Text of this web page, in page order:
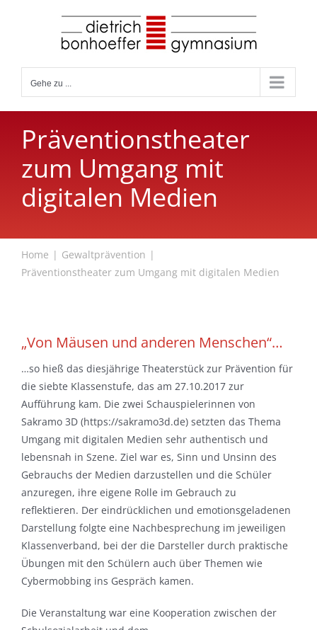
Gehe zu ...
Präventionstheater
zum Umgang mit
digitalen Medien
Home
Gewaltprävention
Präventionstheater zum Umgang mit digitalen Medien
„Von Mäusen und anderen Menschen“…
…so hieß das diesjährige Theaterstück zur Prävention für
die siebte Klassenstufe, das am 27.10.2017 zur
Aufführung kam. Die zwei Schauspielerinnen von
Sakramo 3D (https://sakramo3d.de) setzten das Thema
Umgang mit digitalen Medien sehr authentisch und
lebensnah in Szene. Ziel war es, Sinn und Unsinn des
Gebrauchs der Medien darzustellen und die Schüler
anzuregen, ihre eigene Rolle im Gebrauch zu
reflektieren. Der eindrücklichen und emotionsgeladenen
Darstellung folgte eine Nachbesprechung im jeweiligen
Klassenverband, bei der die Darsteller durch praktische
Übungen mit den Schülern auch über Themen wie
Cybermobbing ins Gespräch kamen.
Die Veranstaltung war eine Kooperation zwischen der